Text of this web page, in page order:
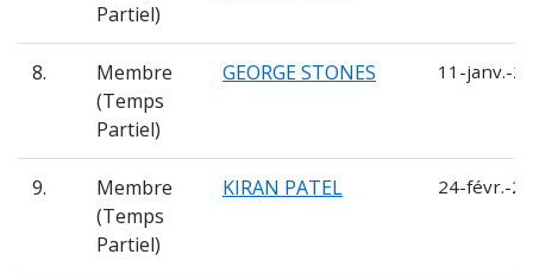
Partiel)
8.
Membre
(Temps
Partiel)
GEORGE STONES 11-janv.-
9.
Membre
(Temps
Partiel)
KIRAN PATEL 24-févr.-